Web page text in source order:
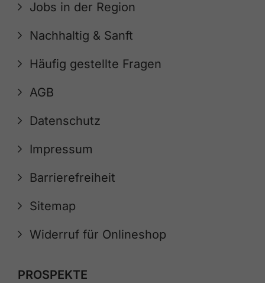
Jobs in der Region
Nachhaltig & Sanft
Häufig gestellte Fragen
AGB
Datenschutz
Impressum
Barrierefreiheit
Sitemap
Widerruf für Onlineshop
PROSPEKTE